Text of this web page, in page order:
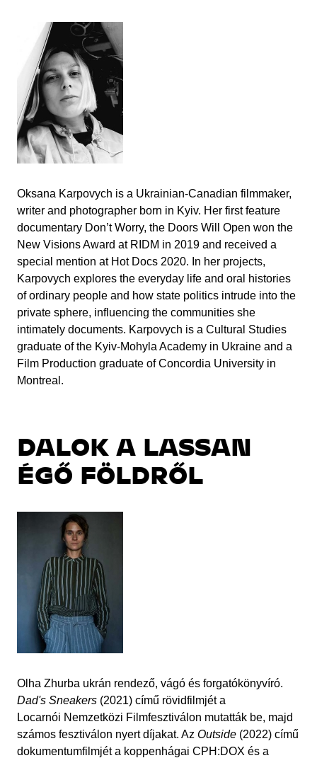
Oksana Karpovych is a Ukrainian-Canadian filmmaker,
writer and photographer born in Kyiv. Her first feature
documentary Don’t Worry, the Doors Will Open won the
New Visions Award at RIDM in 2019 and received a
special mention at Hot Docs 2020. In her projects,
Karpovych explores the everyday life and oral histories
of ordinary people and how state politics intrude into the
private sphere, influencing the communities she
intimately documents. Karpovych is a Cultural Studies
graduate of the Kyiv-Mohyla Academy in Ukraine and a
Film Production graduate of Concordia University in
Montreal.
DALOK A LASSAN
ÉGŐ FÖLDRŐL
Olha Zhurba ukrán rendező, vágó és forgatókönyvíró.
Dad's Sneakers (2021) című rövidfilmjét a
Locarnói Nemzetközi Filmfesztiválon mutatták be, majd
számos fesztiválon nyert díjakat. Az Outside (2022) című
dokumentumfilmjét a koppenhágai CPH:DOX és a